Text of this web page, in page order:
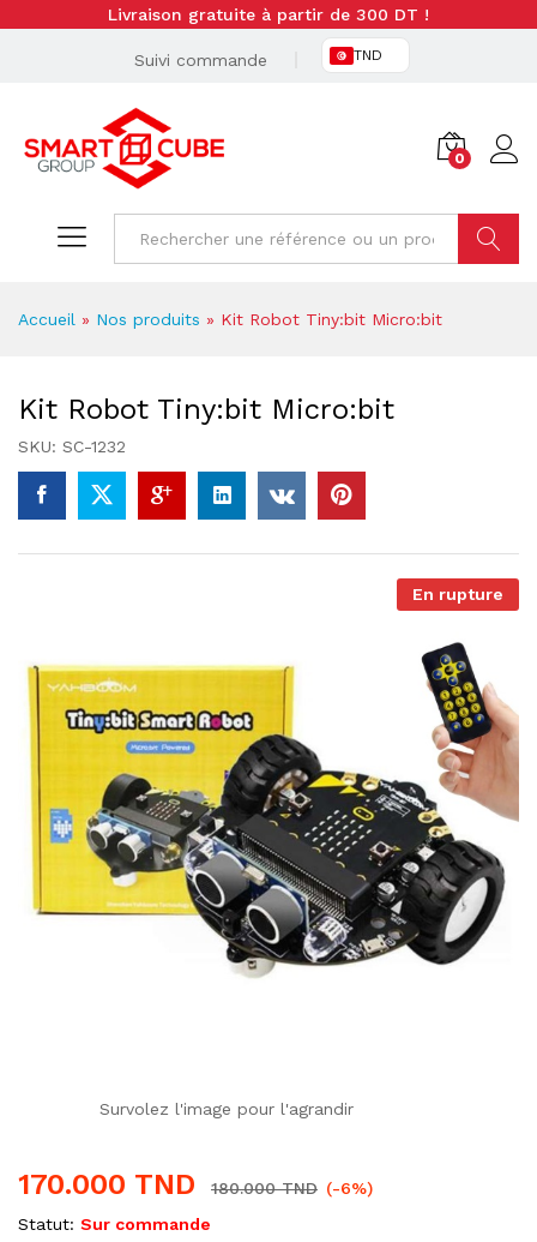
Livraison gratuite à partir de 300 DT !
Suivi commande TND
0
Accueil » Nos produits » Kit Robot Tiny:bit Micro:bit
Kit Robot Tiny:bit Micro:bit
SKU: SC-1232
En rupture
Survolez l'image pour l'agrandir
170.000 TND 180.000TND (-6%)
Statut: Sur commande